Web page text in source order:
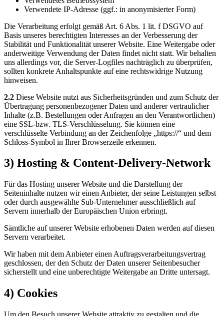
Verwendete IP-Adresse (ggf.: in anonymisierter Form)
Die Verarbeitung erfolgt gemäß Art. 6 Abs. 1 lit. f DSGVO auf
Basis unseres berechtigten Interesses an der Verbesserung der
Stabilität und Funktionalität unserer Website. Eine Weitergabe oder
anderweitige Verwendung der Daten findet nicht statt. Wir behalten
uns allerdings vor, die Server-Logfiles nachträglich zu überprüfen,
sollten konkrete Anhaltspunkte auf eine rechtswidrige Nutzung
hinweisen.
2.2 Diese Website nutzt aus Sicherheitsgründen und zum Schutz der
Übertragung personenbezogener Daten und anderer vertraulicher
Inhalte (z.B. Bestellungen oder Anfragen an den Verantwortlichen)
eine SSL-bzw. TLS-Verschlüsselung. Sie können eine
verschlüsselte Verbindung an der Zeichenfolge „https://“ und dem
Schloss-Symbol in Ihrer Browserzeile erkennen.
3) Hosting & Content-Delivery-Network
Für das Hosting unserer Website und die Darstellung der
Seiteninhalte nutzen wir einen Anbieter, der seine Leistungen selbst
oder durch ausgewählte Sub-Unternehmer ausschließlich auf
Servern innerhalb der Europäischen Union erbringt.
Sämtliche auf unserer Website erhobenen Daten werden auf diesen
Servern verarbeitet.
Wir haben mit dem Anbieter einen Auftragsverarbeitungsvertrag
geschlossen, der den Schutz der Daten unserer Seitenbesucher
sicherstellt und eine unberechtigte Weitergabe an Dritte untersagt.
4) Cookies